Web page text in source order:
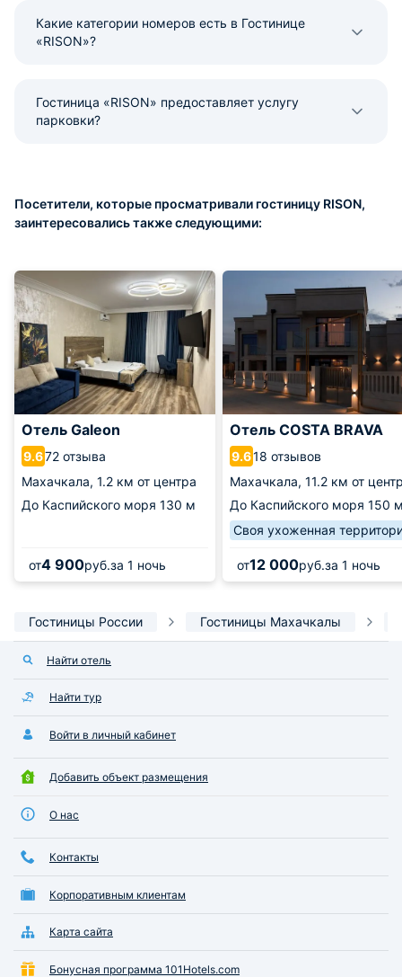
Какие категории номеров есть в Гостинице
«RISON»?
Гостиница «RISON» предоставляет услугу
парковки?
Посетители, которые просматривали гостиницу RISON,
заинтересовались также следующими:
Отель Galeon
9.672 отзыва
Махачкала, 1.2 км от центра
До Каспийского моря 130 м
от4 900руб.за 1 ночь
Отель COSTA BRAVA
9.618 отзывов
Махачкала, 11.2 км от
До Каспийского моря 150
Своя ухоженная
от12 000руб.за 1 ночь
Гостиницы России Гостиницы Махачкалы
Найти отель
Найти тур
Войти в личный кабинет
Добавить объект размещения
О нас
Контакты
Корпоративным клиентам
Карта сайта
Бонусная программа 101Hotels.com